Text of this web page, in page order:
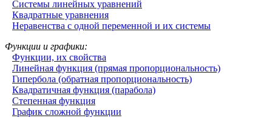
Системы линейных уравнений
Квадратные уравнения
Неравенства с одной переменной и их системы
Функции и графики:
Функции, их свойства
Линейная функция (прямая пропорциональность)
Гипербола (обратная пропорциональность)
Квадратичная функция (парабола)
Степенная функция
График сложной функции